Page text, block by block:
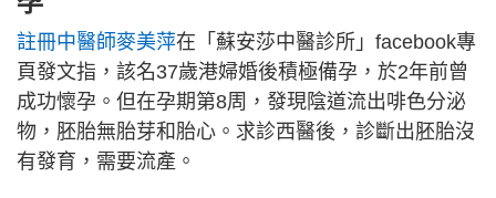
註冊中醫師麥美萍在「蘇安莎中醫診所」facebook專
頁發文指，該名37歲港婦婚後積極備孕，於2年前曾
成功懷孕。但在孕期第8周，發現陰道流出啡色分泌
物，胚胎無胎芽和胎心。求診西醫後，診斷出胚胎沒
有發育，需要流產。